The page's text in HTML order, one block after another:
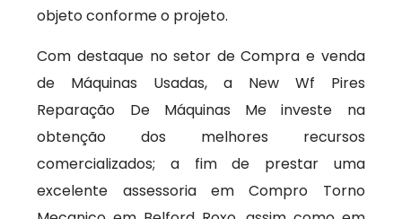
objeto conforme o projeto.
Com destaque no setor de Compra e venda
de Máquinas Usadas, a New Wf Pires
Reparação De Máquinas Me investe na
obtenção dos melhores recursos
comercializados; a fim de prestar uma
excelente assessoria em Compro Torno